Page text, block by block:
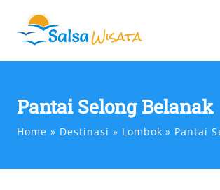
content
Pantai Selong Belanak
Home Destinasi Lombok Pantai